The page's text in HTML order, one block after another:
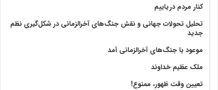
کنار مردم دریاییم
تحلیل تحولات جهانی و نقش جنگ‌های آخرالزمانی در شکل‌گیری نظم
جدید
موعود با جنگ‌های آخرالزمانی آمد
ملک عظیم خداوند
تعیین وقت ظهور، ممنوع!